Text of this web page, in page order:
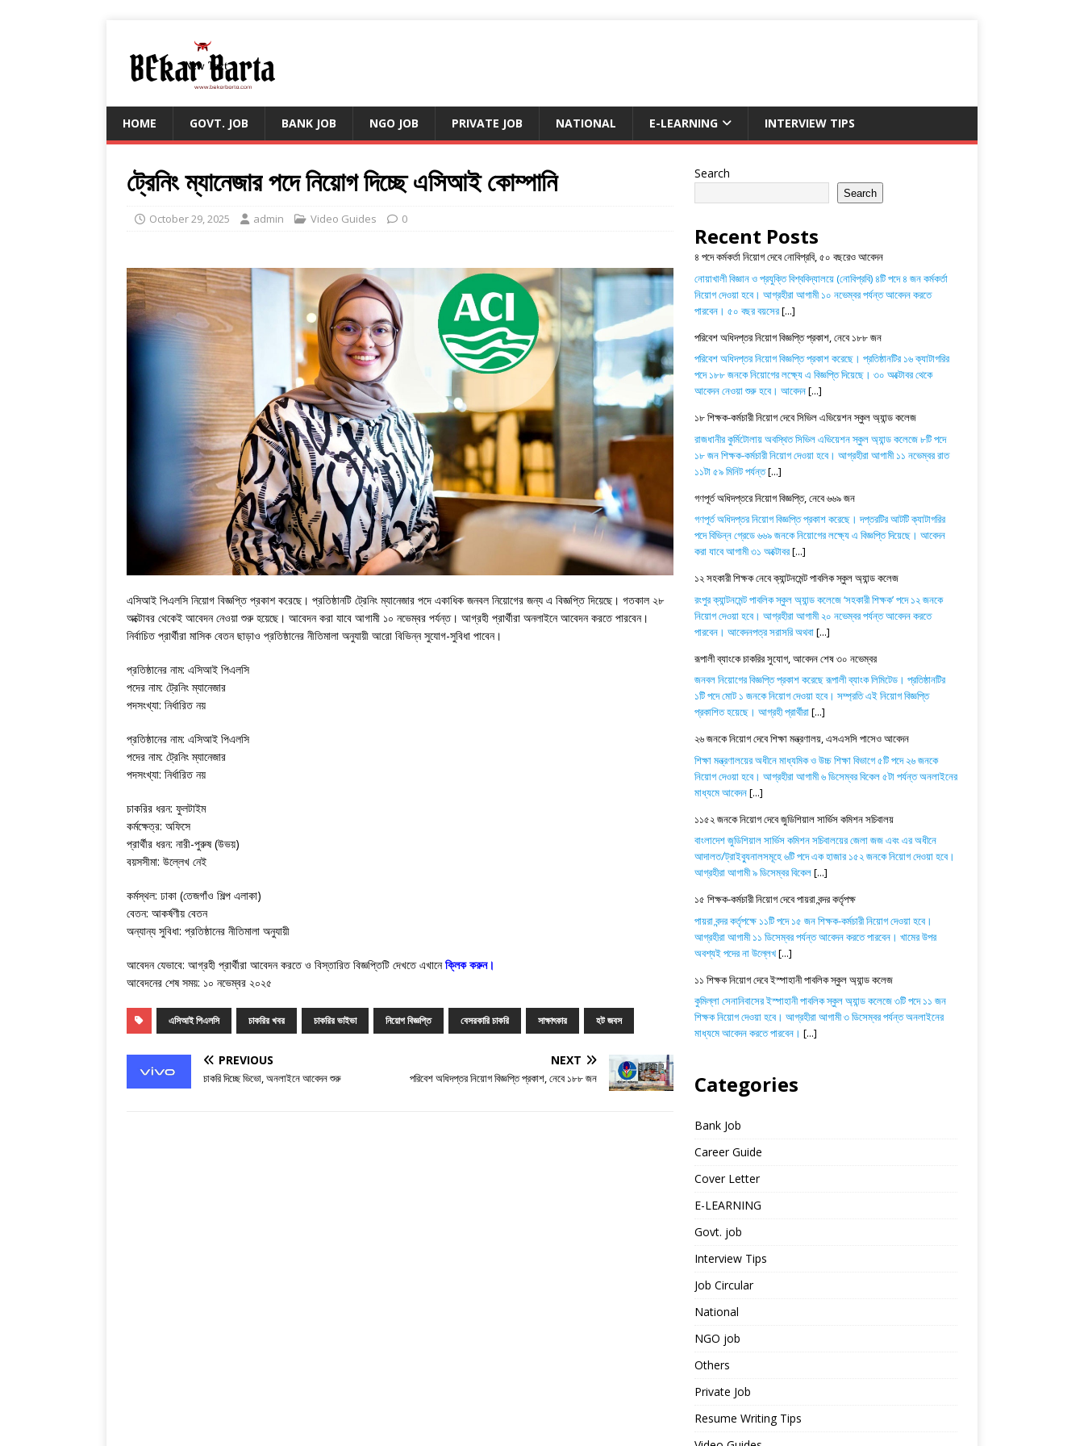
HOME GOVT. JOB BANK JOB NGO JOB PRIVATE JOB NATIONAL E-LEARNING INTERVIEW TIPS
ট্রেনিং ম্যানেজার পদে নিয়োগ দিচ্ছে এসিআই কোম্পানি
October 29, 2025 admin Video Guides 0
এসিআই পিএলসি নিয়োগ বিজ্ঞপ্তি প্রকাশ করেছে। প্রতিষ্ঠানটি ট্রেনিং ম্যানেজার পদে একাধিক জনবল নিয়োগের জন্য এ বিজ্ঞপ্তি দিয়েছে। গতকাল ২৮
অক্টোবর থেকেই আবেদন নেওয়া শুরু হয়েছে। আবেদন করা যাবে আগামী ১০ নভেম্বর পর্যন্ত। আগ্রহী প্রার্থীরা অনলাইনে আবেদন করতে পারবেন।
নির্বাচিত প্রার্থীরা মাসিক বেতন ছাড়াও প্রতিষ্ঠানের নীতিমালা অনুযায়ী আরো বিভিন্ন সুযোগ-সুবিধা পাবেন।
প্রতিষ্ঠানের নাম: এসিআই পিএলসি
পদের নাম: ট্রেনিং ম্যানেজার
পদসংখ্যা: নির্ধারিত নয়
প্রতিষ্ঠানের নাম: এসিআই পিএলসি
পদের নাম: ট্রেনিং ম্যানেজার
পদসংখ্যা: নির্ধারিত নয়
চাকরির ধরন: ফুলটাইম
কর্মক্ষেত্র: অফিসে
প্রার্থীর ধরন: নারী-পুরুষ (উভয়)
বয়সসীমা: উল্লেখ নেই
কর্মস্থল: ঢাকা (তেজগাঁও শিল্প এলাকা)
বেতন: আকর্ষণীয় বেতন
অন্যান্য সুবিধা: প্রতিষ্ঠানের নীতিমালা অনুযায়ী
আবেদন যেভাবে: আগ্রহী প্রার্থীরা আবেদন করতে ও বিস্তারিত বিজ্ঞপ্তিটি দেখতে এখানেক্লিক করুন।
আবেদনের শেষ সময়: ১০ নভেম্বর ২০২৫
এসিআই পিএলসি চাকরির খবর চাকরির ভাইভা নিয়োগ বিজ্ঞপ্তি বেসরকারি চাকরি সাক্ষাৎকার হট জবস
PREVIOUS
চাকরি দিচ্ছে ভিভো, অনলাইনে আবেদন শুরু
NEXT
পরিবেশ অধিদপ্তর নিয়োগ বিজ্ঞপ্তি প্রকাশ, নেবে ১৮৮ জন
Search
Search
Recent Posts
৪ পদে কর্মকর্তা নিয়োগ দেবে নোবিপ্রবি, ৫০ বছরেও আবেদন
নোয়াখালী বিজ্ঞান ও প্রযুক্তি বিশ্ববিদ্যালয়ে (নোবিপ্রবি) ৪টি পদে ৪ জন কর্মকর্তা
নিয়োগ দেওয়া হবে। আগ্রহীরা আগামী ১০ নভেম্বর পর্যন্ত আবেদন করতে
পারবেন। ৫০ বছর বয়সের[...]
পরিবেশ অধিদপ্তর নিয়োগ বিজ্ঞপ্তি প্রকাশ, নেবে ১৮৮ জন
পরিবেশ অধিদপ্তর নিয়োগ বিজ্ঞপ্তি প্রকাশ করেছে। প্রতিষ্ঠানটির ১৬ ক্যাটাগরির
পদে ১৮৮ জনকে নিয়োগের লক্ষ্যে এ বিজ্ঞপ্তি দিয়েছে। ৩০ অক্টোবর থেকে
আবেদন নেওয়া শুরু হবে। আবেদন[...]
১৮ শিক্ষক-কর্মচারী নিয়োগ দেবে সিভিল এভিয়েশন স্কুল অ্যান্ড কলেজ
রাজধানীর কুর্মিটোলায় অবস্থিত সিভিল এভিয়েশন স্কুল অ্যান্ড কলেজে ৮টি পদে
১৮ জন শিক্ষক-কর্মচারী নিয়োগ দেওয়া হবে। আগ্রহীরা আগামী ১১ নভেম্বর রাত
১১টা ৫৯ মিনিট পর্যন্ত[...]
গণপূর্ত অধিদপ্তরে নিয়োগ বিজ্ঞপ্তি, নেবে ৬৬৯ জন
গণপূর্ত অধিদপ্তর নিয়োগ বিজ্ঞপ্তি প্রকাশ করেছে। দপ্তরটির আটটি ক্যাটাগরির
পদে বিভিন্ন গ্রেডে ৬৬৯ জনকে নিয়োগের লক্ষ্যে এ বিজ্ঞপ্তি দিয়েছে। আবেদন
করা যাবে আগামী ৩১ অক্টোবর[...]
১২ সহকারী শিক্ষক নেবে ক্যান্টনমেন্ট পাবলিক স্কুল অ্যান্ড কলেজ
রংপুর ক্যান্টনমেন্ট পাবলিক স্কুল অ্যান্ড কলেজে ‘সহকারী শিক্ষক’ পদে ১২ জনকে
নিয়োগ দেওয়া হবে। আগ্রহীরা আগামী ২০ নভেম্বর পর্যন্ত আবেদন করতে
পারবেন। আবেদনপত্র সরাসরি অথবা[...]
রূপালী ব্যাংকে চাকরির সুযোগ, আবেদন শেষ ৩০ নভেম্বর
জনবল নিয়োগের বিজ্ঞপ্তি প্রকাশ করেছে রূপালী ব্যাংক লিমিটেড। প্রতিষ্ঠানটির
১টি পদে মোট ১ জনকে নিয়োগ দেওয়া হবে। সম্প্রতি এই নিয়োগ বিজ্ঞপ্তি
প্রকাশিত হয়েছে। আগ্রহী প্রার্থীরা[...]
২৬ জনকে নিয়োগ দেবে শিক্ষা মন্ত্রণালয়, এসএসসি পাসেও আবেদন
শিক্ষা মন্ত্রণালয়ের অধীনে মাধ্যমিক ও উচ্চ শিক্ষা বিভাগে ৫টি পদে ২৬ জনকে
নিয়োগ দেওয়া হবে। আগ্রহীরা আগামী ৬ ডিসেম্বর বিকেল ৫টা পর্যন্ত অনলাইনের
মাধ্যমে আবেদন[...]
১১৫২ জনকে নিয়োগ দেবে জুডিশিয়াল সার্ভিস কমিশন সচিবালয়
বাংলাদেশ জুডিশিয়াল সার্ভিস কমিশন সচিবালয়ের জেলা জজ এবং এর অধীনে
আদালত/ট্রাইব্যুনালসমূহে ৬টি পদে এক হাজার ১৫২ জনকে নিয়োগ দেওয়া হবে।
আগ্রহীরা আগামী ৯ ডিসেম্বর বিকেল[...]
১৫ শিক্ষক-কর্মচারী নিয়োগ দেবে পায়রা বন্দর কর্তৃপক্ষ
পায়রা বন্দর কর্তৃপক্ষে ১১টি পদে ১৫ জন শিক্ষক-কর্মচারী নিয়োগ দেওয়া হবে।
আগ্রহীরা আগামী ১১ ডিসেম্বর পর্যন্ত আবেদন করতে পারবেন। খামের উপর
অবশ্যই পদের না উল্লেখ[...]
১১ শিক্ষক নিয়োগ দেবে ইস্পাহানী পাবলিক স্কুল অ্যান্ড কলেজ
কুমিল্লা সেনানিবাসের ইস্পাহানী পাবলিক স্কুল অ্যান্ড কলেজে ৩টি পদে ১১ জন
শিক্ষক নিয়োগ দেওয়া হবে। আগ্রহীরা আগামী ৩ ডিসেম্বর পর্যন্ত অনলাইনের
মাধ্যমে আবেদন করতে পারবেন। [...]
Categories
Bank Job
Career Guide
Cover Letter
E-LEARNING
Govt. job
Interview Tips
Job Circular
National
NGO job
Others
Private Job
Resume Writing Tips